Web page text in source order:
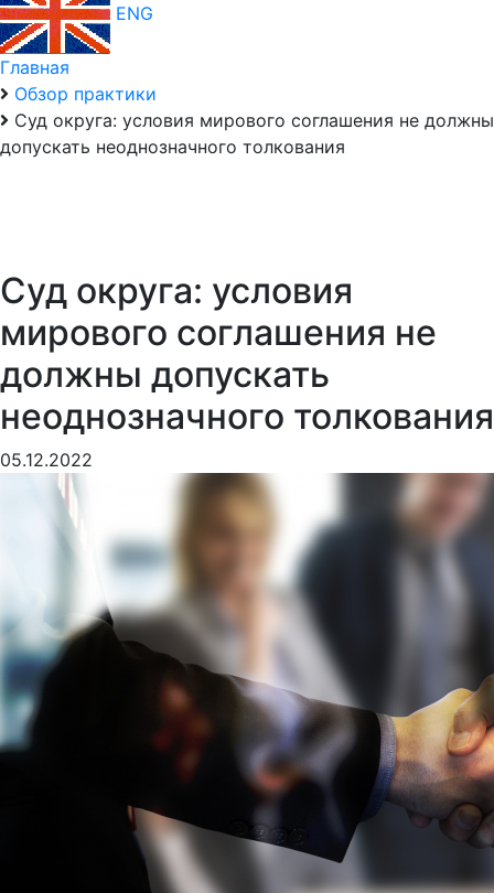
ENG
Главная
Обзор практики
Суд округа: условия мирового соглашения не должны
допускать неоднозначного толкования
Суд округа: условия
мирового соглашения не
должны допускать
неоднозначного толкования
05.12.2022